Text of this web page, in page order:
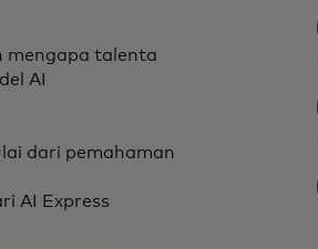
mengapa talenta
AI
dari pemahaman
AI Express